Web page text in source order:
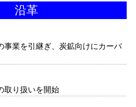
沿革
事業を引継ぎ、炭鉱向けにカーバ
取り扱いを開始